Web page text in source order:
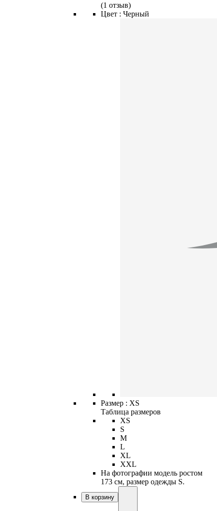
(1 отзыв)
Цвет : Черный
Размер : XS
Таблица размеров
XS
S
M
L
XL
XXL
На фотографии модель ростом
173 см, размер одежды S.
В корзину